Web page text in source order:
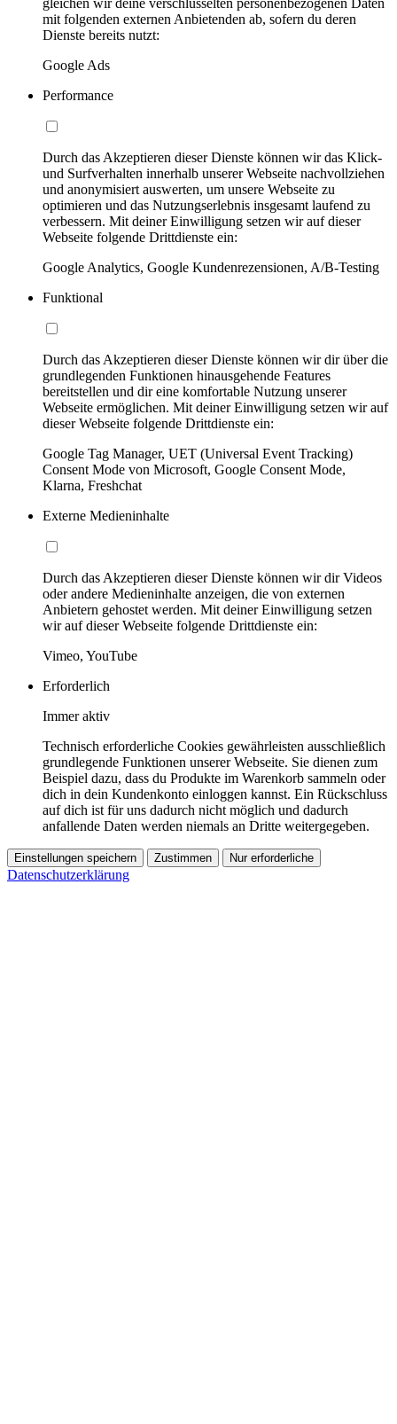
gleichen wir deine verschlüsselten personenbezogenen Daten
mit folgenden externen Anbietenden ab, sofern du deren
Dienste bereits nutzt:
Google Ads
Performance
Durch das Akzeptieren dieser Dienste können wir das Klick-
und Surfverhalten innerhalb unserer Webseite nachvollziehen
und anonymisiert auswerten, um unsere Webseite zu
optimieren und das Nutzungserlebnis insgesamt laufend zu
verbessern. Mit deiner Einwilligung setzen wir auf dieser
Webseite folgende Drittdienste ein:
Google Analytics, Google Kundenrezensionen, A/B-Testing
Funktional
Durch das Akzeptieren dieser Dienste können wir dir über die
grundlegenden Funktionen hinausgehende Features
bereitstellen und dir eine komfortable Nutzung unserer
Webseite ermöglichen. Mit deiner Einwilligung setzen wir auf
dieser Webseite folgende Drittdienste ein:
Google Tag Manager, UET (Universal Event Tracking)
Consent Mode von Microsoft, Google Consent Mode,
Klarna, Freshchat
Externe Medieninhalte
Durch das Akzeptieren dieser Dienste können wir dir Videos
oder andere Medieninhalte anzeigen, die von externen
Anbietern gehostet werden. Mit deiner Einwilligung setzen
wir auf dieser Webseite folgende Drittdienste ein:
Vimeo, YouTube
Erforderlich
Immer aktiv
Technisch erforderliche Cookies gewährleisten ausschließlich
grundlegende Funktionen unserer Webseite. Sie dienen zum
Beispiel dazu, dass du Produkte im Warenkorb sammeln oder
dich in dein Kundenkonto einloggen kannst. Ein Rückschluss
auf dich ist für uns dadurch nicht möglich und dadurch
anfallende Daten werden niemals an Dritte weitergegeben.
Einstellungen speichern Zustimmen Nur erforderliche
Datenschutzerklärung